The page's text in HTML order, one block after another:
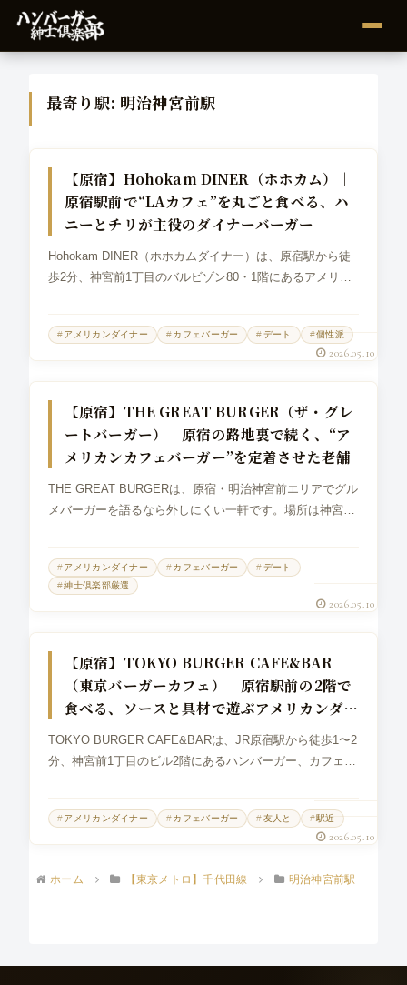
最寄り駅: 明治神宮前駅
【原宿】Hohokam DINER（ホホカム）｜
原宿駅前で“LAカフェ”を丸ごと食べる、ハ
ニーとチリが主役のダイナーバーガー
Hohokam DINER（ホホカムダイナー）は、原宿駅から徒
歩2分、神宮前1丁目のバルビゾン80・1階にあるアメリカ
バーガー...
2026.05.10
アメリカンダイナー カフェバーガー デート 個性派
【原宿】THE GREAT BURGER（ザ・グレ
ートバーガー）｜原宿の路地裏で続く、“ア
メリカンカフェバーガー”を定着させた老舗
THE GREAT BURGERは、原宿・明治神宮前エリアでグル
メバーガーを語るなら外しにくい一軒です。場所は神宮前
ハンバーガー...
2026.05.10
アメリカンダイナー カフェバーガー
デート
紳士倶楽部厳選
【原宿】TOKYO BURGER CAFE&BAR
（東京バーガーカフェ）｜原宿駅前の2階で
食べる、ソースと具材で遊ぶアメリカンダイ
ナーバーガー
TOKYO BURGER CAFE&BARは、JR原宿駅から徒歩1〜2
分、神宮前1丁目のビル2階にあるハンバーガー、カフェ、
るダイニング...
2026.05.10
アメリカンダイナー カフェバーガー 友人と 駅近
ホーム 【東京メトロ】千代田線 明治神宮前駅